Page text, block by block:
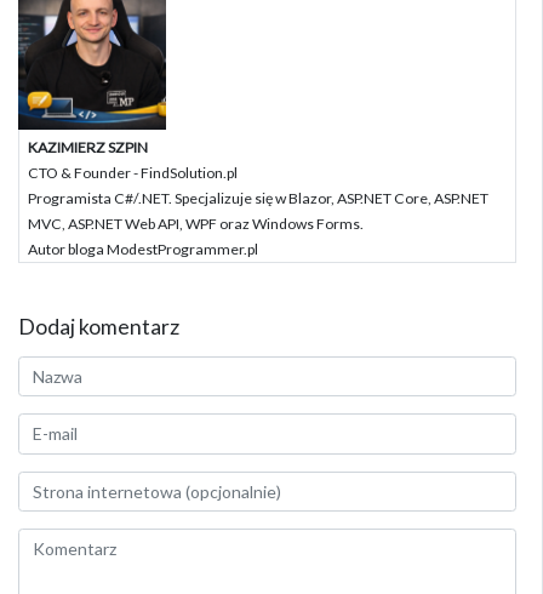
KAZIMIERZ SZPIN
CTO & Founder - FindSolution.pl
Programista C#/.NET. Specjalizuje się w Blazor, ASP.NET Core, ASP.NET
MVC, ASP.NET Web API, WPF oraz Windows Forms.
Autor bloga ModestProgrammer.pl
Dodaj komentarz